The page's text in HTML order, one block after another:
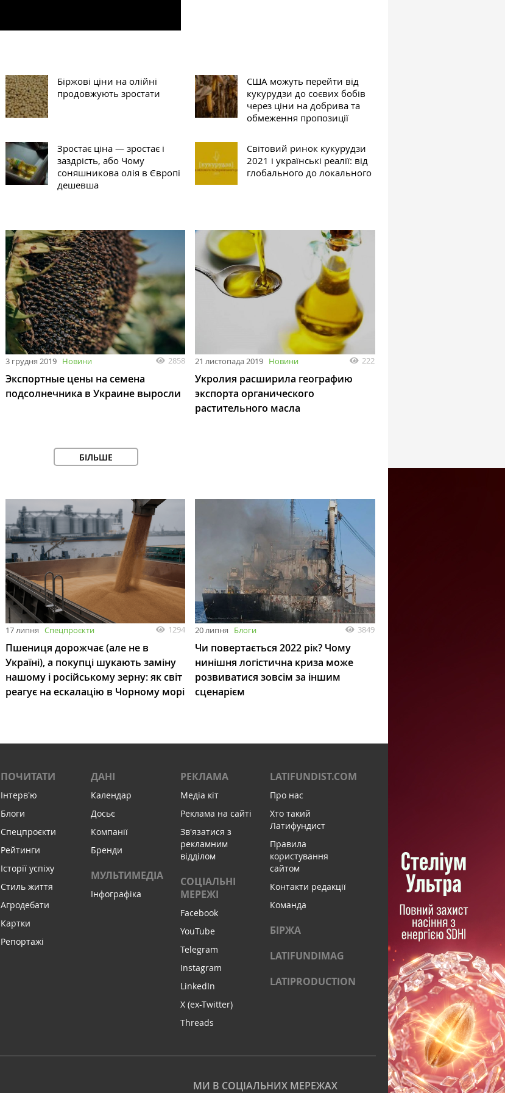
Біржові ціни на олійні
продовжують зростати
США можуть перейти від
кукурудзи до соєвих бобів
через ціни на добрива та
обмеження пропозиції
Зростає ціна — зростає і
заздрість, або Чому
соняшникова олія в Європі
дешевша
Світовий ринок кукурудзи
2021 і українські реалії: від
глобального до локального
3 грудня 2019 Новини 2858
Экспортные цены на семена
подсолнечника в Украине выросли
21 листопада 2019 Новини 222
Укролия расширила географию
экспорта органического
растительного масла
БІЛЬШЕ
17 липня Спецпроєкти 1294
Пшениця дорожчає (але не в
Україні), а покупці шукають заміну
нашому і російському зерну: як світ
реагує на ескалацію в Чорному морі
20 липня Блоги 3849
Чи повертається 2022 рік? Чому
нинішня логістична криза може
розвиватися зовсім за іншим
сценарієм
ПОЧИТАТИ
Інтервʼю
Блоги
Спецпроєкти
Рейтинги
Історії успіху
Стиль життя
Агродебати
Картки
Репортажі
ДАНІ
Календар
Досьє
Компанії
Бренди
МУЛЬТИМЕДІА
Інфографіка
РЕКЛАМА
Медіа кіт
Реклама на сайті
Зв'язатися з
рекламним
відділом
СОЦІАЛЬНІ
МЕРЕЖІ
Facebook
YouTube
Telegram
Instagram
LinkedIn
X (ex-Twitter)
Threads
LATIFUNDIST.COM
Про нас
Хто такий
Латифундист
Правила
користування
сайтом
Контакти редакції
Команда
БІРЖА
LATIFUNDIMAG
LATIPRODUCTION
МИ В СОЦІАЛЬНИХ МЕРЕЖАХ